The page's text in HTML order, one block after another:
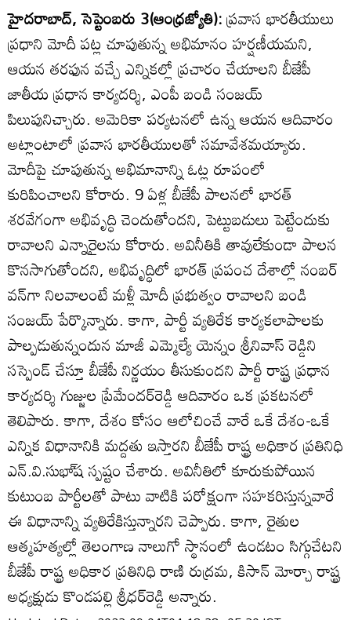
హైదరాబాద్‌, సెప్టెంబరు 3(ఆంధ్రజ్యోతి):ప్రవాస భారతీయులు
ప్రధాని మోదీ పట్ల చూపుతున్న అభిమానం హర్షణీయమని,
ఆయన తరఫున వచ్చే ఎన్నికల్లో ప్రచారం చేయాలని బీజేపీ
జాతీయ ప్రధాన కార్యదర్శి, ఎంపీ బండి సంజయ్‌
పిలుపునిచ్చారు. అమెరికా పర్యటనలో ఉన్న ఆయన ఆదివారం
అట్లాంటాలో ప్రవాస భారతీయులతో సమావేశమయ్యారు.
మోదీపై చూపుతున్న అభిమానాన్ని ఓట్ల రూపంలో
కురిపించాలని కోరారు. 9 ఏళ్ల బీజేపీ పాలనలో భారత్‌
శరవేగంగా అభివృద్ధి చెందుతోందని, పెట్టుబడులు పెట్టేందుకు
రావాలని ఎన్నారైలను కోరారు. అవినీతికి తావులేకుండా పాలన
కొనసాగుతోందని, అభివృద్ధిలో భారత్‌ ప్రపంచ దేశాల్లో నంబర్‌
వన్‌గా నిలవాలంటే మళ్లీ మోదీ ప్రభుత్వం రావాలని బండి
సంజయ్‌ పేర్కొన్నారు. కాగా, పార్టీ వ్యతిరేక కార్యకలాపాలకు
పాల్పడుతున్నందున మాజీ ఎమ్మెల్యే యెన్నం శ్రీనివాస్‌ రెడ్డిని
సస్పెండ్‌ చేస్తూ బీజేపీ నిర్ణయం తీసుకుందని పార్టీ రాష్ట్ర ప్రధాన
కార్యదర్శి గుజ్జుల ప్రేమేందర్‌రెడ్డి ఆదివారం ఒక ప్రకటనలో
తెలిపారు. కాగా, దేశం కోసం ఆలోచించే వారే ఒకే దేశం-ఒకే
ఎన్నిక విధానానికి మద్దతు ఇస్తారని బీజేపీ రాష్ట్ర అధికార ప్రతినిధి
ఎన్‌.వి.సుభా్‌ష స్పష్టం చేశారు. అవినీతిలో కూరుకుపోయిన
కుటుంబ పార్టీలతో పాటు వాటికి పరోక్షంగా సహకరిస్తున్నవారే
ఈ విధానాన్ని వ్యతిరేకిస్తున్నారని చెప్పారు. కాగా, రైతుల
ఆత్మహత్యల్లో తెలంగాణ నాలుగో స్థానంలో ఉండటం సిగ్గుచేటని
బీజేపీ రాష్ట్ర అధికార ప్రతినిధి రాణి రుద్రమ, కిసాన్‌ మోర్చా రాష్ట్ర
అధ్యక్షుడు కొండపల్లి శ్రీధర్‌రెడ్డి అన్నారు.